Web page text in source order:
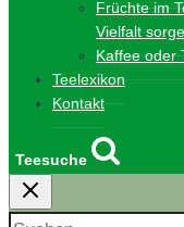
Früchte im
Vielfalt
Kaffee oder
Teelexikon
Kontakt
Teesuche